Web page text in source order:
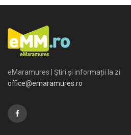
eMaramures | Știri și informații la zi
office@emaramures.ro